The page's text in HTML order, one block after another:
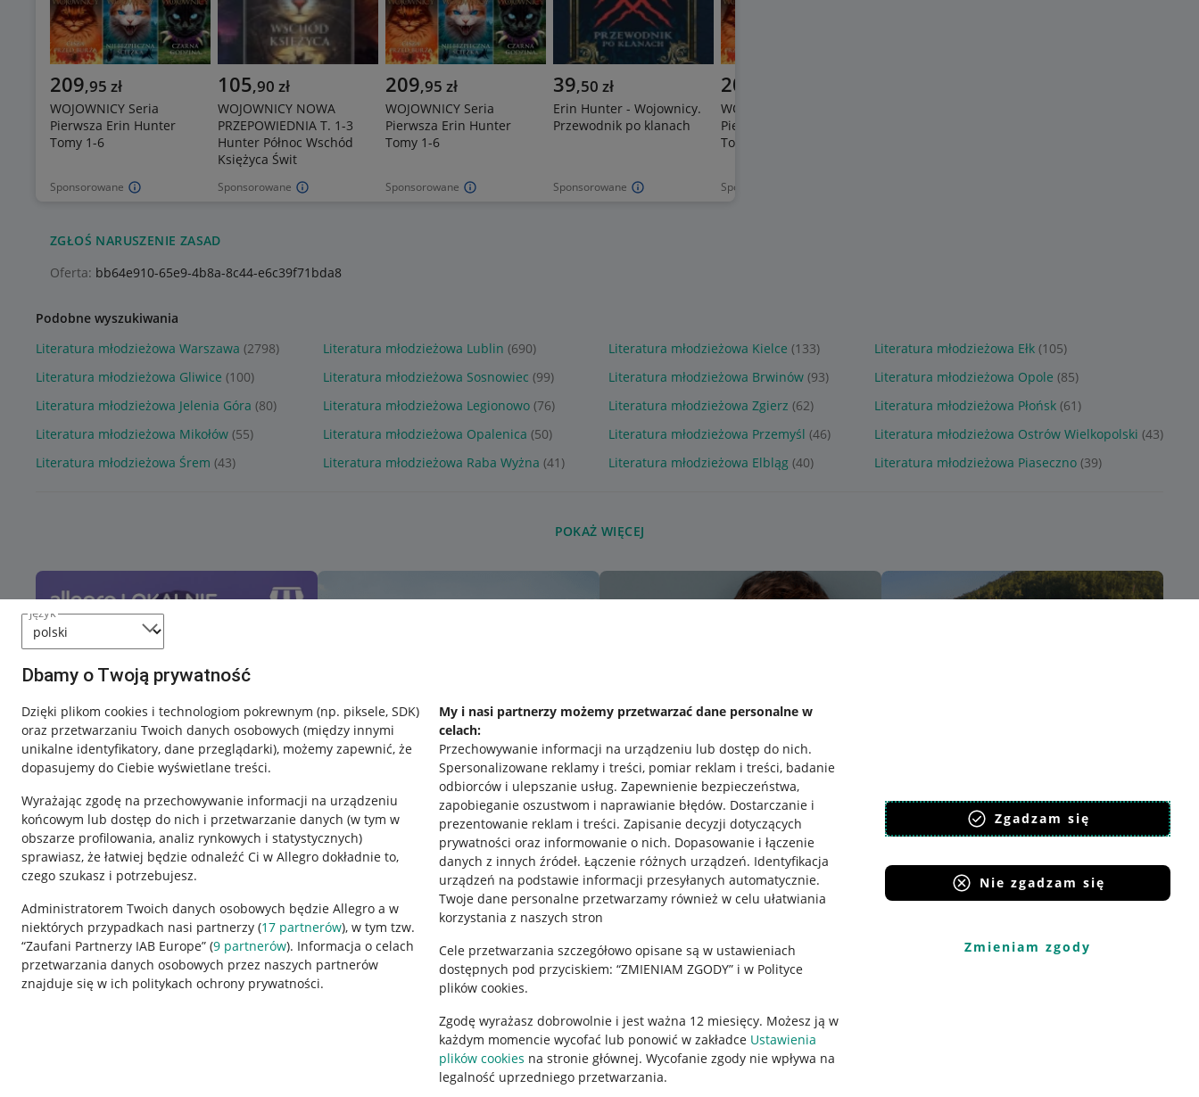
język
Dbamy o Twoją prywatność
Dzięki plikom cookies i technologiom pokrewnym (np. piksele, SDK)
oraz przetwarzaniu Twoich danych osobowych (między innymi
unikalne identyfikatory, dane przeglądarki), możemy zapewnić, że
dopasujemy do Ciebie wyświetlane treści.
Wyrażając zgodę na przechowywanie informacji na urządzeniu
końcowym lub dostęp do nich i przetwarzanie danych (w tym w
obszarze profilowania, analiz rynkowych i statystycznych)
sprawiasz, że łatwiej będzie odnaleźć Ci w Allegro dokładnie to,
czego szukasz i potrzebujesz.
Administratorem Twoich danych osobowych będzie Allegro a w
niektórych przypadkach nasi partnerzy (17 partnerów), w tym tzw.
“Zaufani Partnerzy IAB Europe” (9 partnerów). Informacja o celach
przetwarzania danych osobowych przez naszych partnerów
znajduje się w ich politykach ochrony prywatności.
My i nasi partnerzy możemy przetwarzać dane personalne w
celach:
Przechowywanie informacji na urządzeniu lub dostęp do nich.
Spersonalizowane reklamy i treści, pomiar reklam i treści, badanie
odbiorców i ulepszanie usług. Zapewnienie bezpieczeństwa,
zapobieganie oszustwom i naprawianie błędów. Dostarczanie i
prezentowanie reklam i treści. Zapisanie decyzji dotyczących
prywatności oraz informowanie o nich. Dopasowanie i łączenie
danych z innych źródeł. Łączenie różnych urządzeń. Identyfikacja
urządzeń na podstawie informacji przesyłanych automatycznie.
Twoje dane personalne przetwarzamy również w celu ułatwiania
korzystania z naszych stron
Cele przetwarzania szczegółowo opisane są w ustawieniach
dostępnych pod przyciskiem: “ZMIENIAM ZGODY” i w Polityce
plików cookies.
Zgodę wyrażasz dobrowolnie i jest ważna 12 miesięcy. Możesz ją w
każdym momencie wycofać lub ponowić w zakładce Ustawienia
plików cookies na stronie głównej. Wycofanie zgody nie wpływa na
legalność uprzedniego przetwarzania.
Zgadzam się
Nie zgadzam się
Zmieniam zgody
Sponsorowane
209,95 zł
WOJOWNICY Seria
Pierwsza Erin Hunter
Tomy 1-6
Sponsorowane
105,90 zł
WOJOWNICY NOWA
PRZEPOWIEDNIA T. 1-3
Hunter Północ Wschód
Księżyca Świt
Sponsorowane
209,95 zł
WOJOWNICY Seria
Pierwsza Erin Hunter
Tomy 1-6
Sponsorowane
39,50 zł
Erin Hunter - Wojownicy.
Przewodnik po klanach
Sponsorowane
209
WOJOWNICY Seria
Pierwsza Erin Hunter
Tomy 1-6
ZGŁOŚ NARUSZENIE ZASAD
Oferta: bb64e910-65e9-4b8a-8c44-e6c39f71bda8
Podobne wyszukiwania
Literatura młodzieżowa Warszawa (2798) Literatura młodzieżowa Lublin (690) Literatura młodzieżowa Kielce (133) Literatura młodzieżowa Ełk (105)
Literatura młodzieżowa Gliwice (100) Literatura młodzieżowa Sosnowiec (99) Literatura młodzieżowa Brwinów (93) Literatura młodzieżowa Opole (85)
Literatura młodzieżowa Jelenia Góra (80) Literatura młodzieżowa Legionowo (76) Literatura młodzieżowa Zgierz (62) Literatura młodzieżowa Płońsk (61)
Literatura młodzieżowa Mikołów (55) Literatura młodzieżowa Opalenica (50) Literatura młodzieżowa Przemyśl (46) Literatura młodzieżowa Ostrów Wielkopolski (43)
Literatura młodzieżowa Śrem (43) Literatura młodzieżowa Raba Wyżna (41) Literatura młodzieżowa Elbląg (40) Literatura młodzieżowa Piaseczno (39)
POKAŻ WIĘCEJ
Przydatne informacje
Jak to działa
Napisz do nas
Allegro Gadane dla sprzedających
Regulamin
Polityka plików "cookies"
Ustawienia plików "cookies"
Udostępnianie lokalizacji
Informacje dla Aktu o Usługach Cyfrowych
Pobierz aplikację